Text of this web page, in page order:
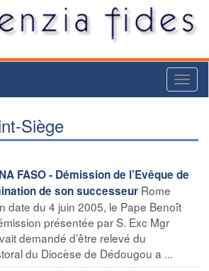
Siège
FASO - Démission de l’Evêque de
de son successeur Rome
date du 4 juin 2005, le Pape Benoît
présentée par S. Exc Mgr
demandé d’être relevé du
du Diocèse de Dédougou a ...